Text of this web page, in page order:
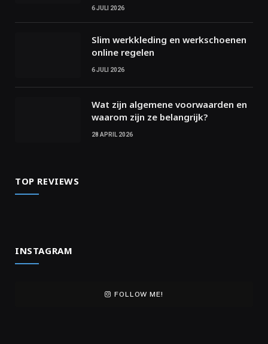
6 JULI 2026
Slim werkkleding en werkschoenen
online regelen
6 JULI 2026
Wat zijn algemene voorwaarden en
waarom zijn ze belangrijk?
28 APRIL 2026
TOP REVIEWS
INSTAGRAM
FOLLOW ME!